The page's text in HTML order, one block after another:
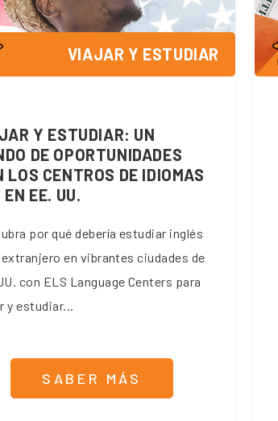
VIAJAR Y ESTUDIAR
Y ESTUDIAR: UN
DE OPORTUNIDADES
LOS CENTROS DE IDIOMAS
EN EE. UU.
por qué debería estudiar inglés
extranjero en vibrantes ciudades de
con ELS Language Centers para
y estudiar...
SABER MÁS